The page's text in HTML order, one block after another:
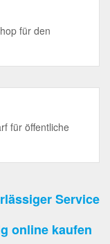
für den
für öffentliche
Service
online kaufen